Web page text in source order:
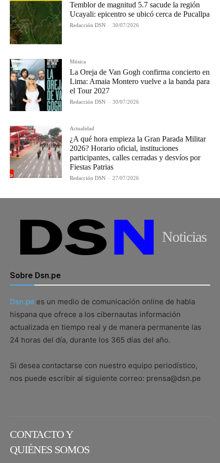
Temblor de magnitud 5.7 sacude la región
Ucayali: epicentro se ubicó cerca de Pucallpa
Redacción DSN - 30/07/2026
Música
La Oreja de Van Gogh confirma concierto en
Lima: Amaia Montero vuelve a la banda para
el Tour 2027
Redacción DSN - 30/07/2026
Actualidad
¿A qué hora empieza la Gran Parada Militar
2026? Horario oficial, instituciones
participantes, calles cerradas y desvíos por
Fiestas Patrias
Redacción DSN - 27/07/2026
Noticias
Sobre Dsn.pe
Dsn.pe es un medio de comunicación online de habla
hispana que ofrece a los cibernautas información
actualizada en tiempo real y de manera permanente las
24 horas del día, durante los 365 días del año.
Si desea contactarse con nuestro equipo periodístico,
nos puede escribir al siguiente correo: prensa@dsn.pe
CONTACTO Y
QUIÉNES SOMOS